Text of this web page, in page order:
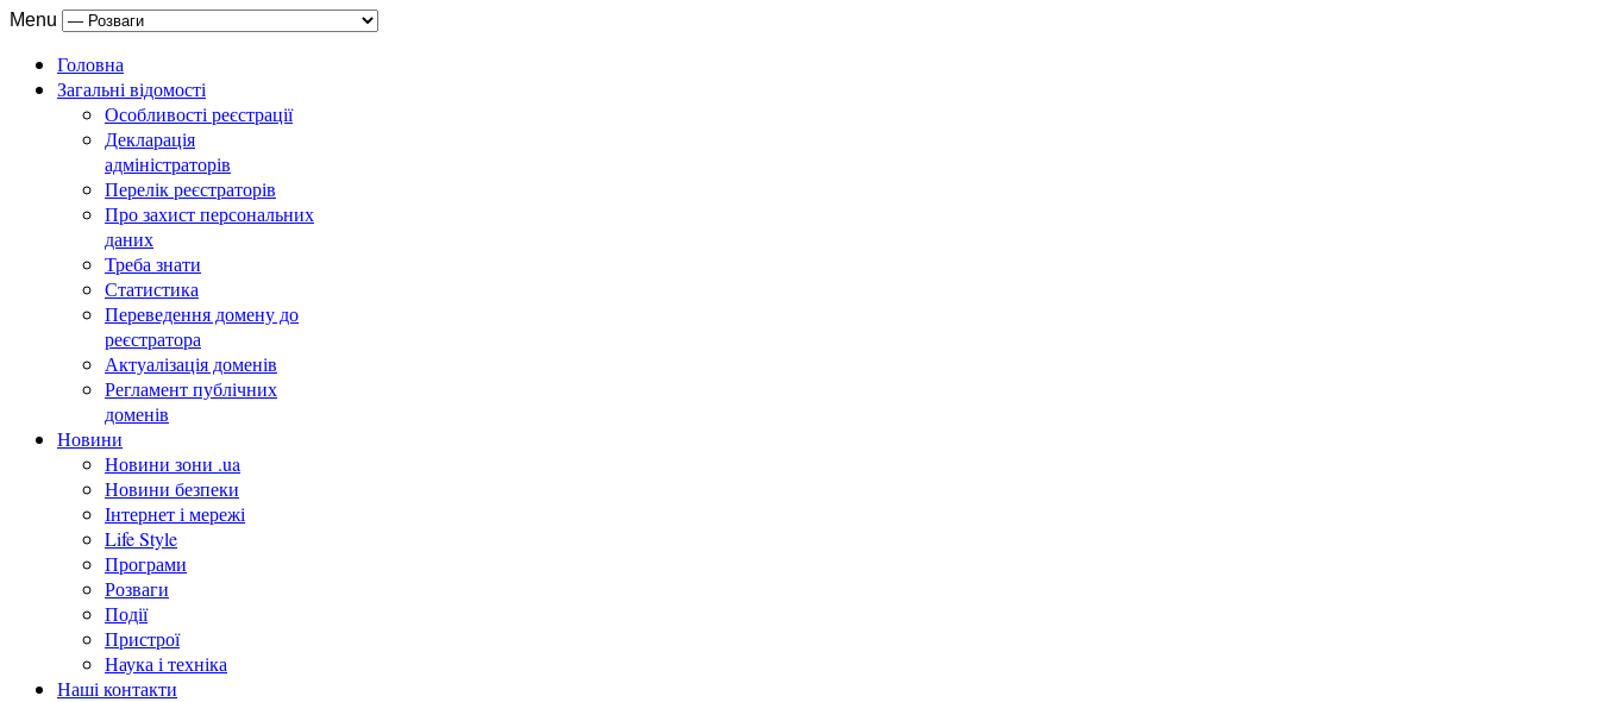
Menu
Головна
Загальні відомості
Особливості реєстрації
Декларація
адміністраторів
Перелік реєстраторів
Про захист персональних
даних
Треба знати
Статистика
Переведення домену до
реєстратора
Актуалізація доменів
Регламент публічних
доменів
Новини
Новини зони .ua
Новини безпеки
Інтернет і мережі
Life Style
Програми
Розваги
Події
Пристрої
Наука і техніка
Наші контакти